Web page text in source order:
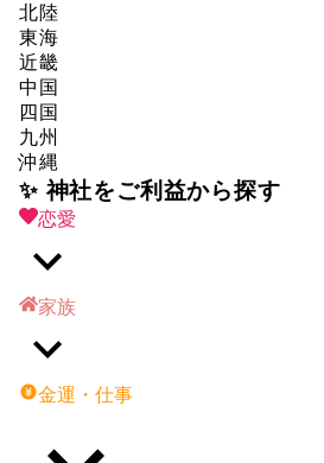
北陸
東海
近畿
中国
四国
九州
沖縄
✨ 神社をご利益から探す
恋愛
家族
金運・仕事